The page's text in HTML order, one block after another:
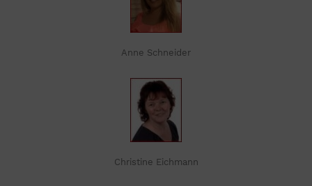
Anne Schneider
Christine Eichmann